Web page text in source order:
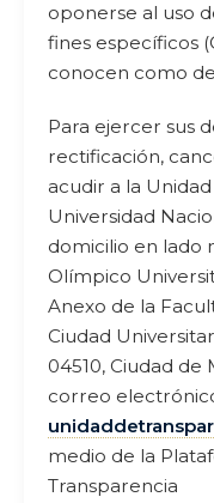
oponerse al uso
fines específicos
conocen como
Para ejercer sus
rectificación,
acudir a la
Universidad
domicilio en lado
Olímpico
Anexo de la
Ciudad
04510, Ciudad de
correo
medio de la
Transparencia